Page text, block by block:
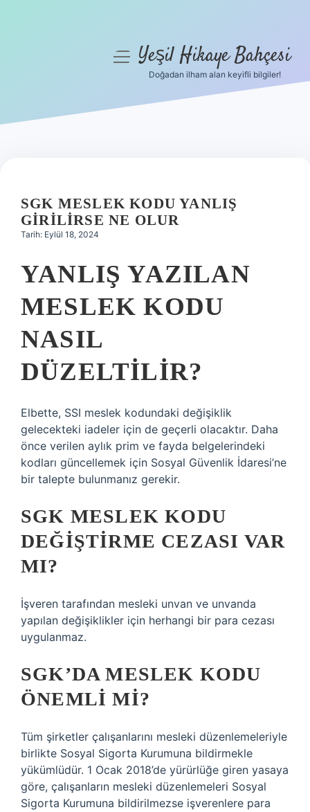
Hakkımızda
menüyüYeşil Hikaye Bahçesi
Doğadan ilham alan keyifli bilgiler!
SGK MESLEK KODU YANLIŞ
GIRILIRSE NE OLUR
Tarih: Eylül 18, 2024
YANLIŞ YAZILAN
MESLEK KODU
NASIL
DÜZELTILIR?
Elbette, SSI meslek kodundaki değişiklik
gelecekteki iadeler için de geçerli olacaktır. Daha
önce verilen aylık prim ve fayda belgelerindeki
kodları güncellemek için Sosyal Güvenlik İdaresi’ne
bir talepte bulunmanız gerekir.
SGK MESLEK KODU
DEĞIŞTIRME CEZASI VAR
MI?
İşveren tarafından mesleki unvan ve unvanda
yapılan değişiklikler için herhangi bir para cezası
uygulanmaz.
SGK’DA MESLEK KODU
ÖNEMLI MI?
Tüm şirketler çalışanlarını mesleki düzenlemeleriyle
birlikte Sosyal Sigorta Kurumuna bildirmekle
yükümlüdür. 1 Ocak 2018’de yürürlüğe giren yasaya
göre, çalışanların mesleki düzenlemeleri Sosyal
Sigorta Kurumuna bildirilmezse işverenlere para